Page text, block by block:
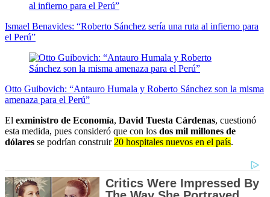
Ismael Benavides: “Roberto Sánchez sería una ruta al infierno para
el Perú”
Otto Guibovich: “Antauro Humala y Roberto Sánchez son la misma
amenaza para el Perú”
El exministro de Economía, David Tuesta Cárdenas, cuestionó
esta medida, pues consideró que con los dos mil millones de
dólares se podrían construir 20 hospitales nuevos en el país.